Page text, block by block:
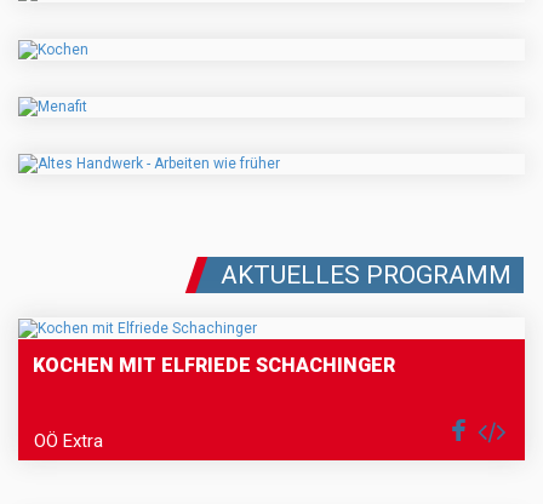
AKTUELLES PROGRAMM
KOCHEN MIT ELFRIEDE SCHACHINGER
OÖ Extra